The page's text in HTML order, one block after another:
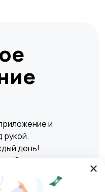
и
рукой.
день!
жилье,
любых
×